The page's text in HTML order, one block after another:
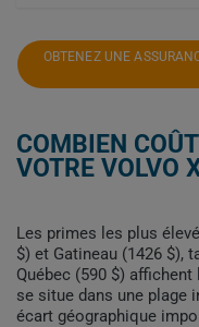
OBTENEZ UNE
COMBIEN
VOTRE VOLVO
Les primes les plus
$) et Gatineau (1426 $),
Québec (590 $)
se situe dans une plage
écart géographique